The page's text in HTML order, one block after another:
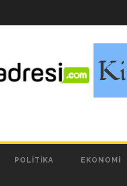
POLITIKA EKONOMI